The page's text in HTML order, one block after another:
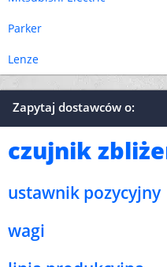
Parker
Lenze
Zapytaj dostawców o:
czujnik
ustawnik pozycyjny
wagi